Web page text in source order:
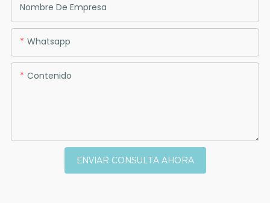
Nombre De Empresa
Whatsapp
Contenido
ENVIAR CONSULTA AHORA